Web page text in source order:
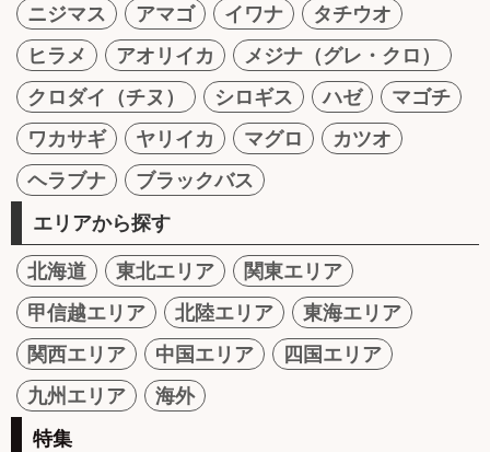
ニジマス
アマゴ イワナ
タチウオ
ヒラメ
アオリイカ
メジナ（グレ・クロ）
クロダイ（チヌ）
シロギス ハゼ
マゴチ
ワカサギ
ヤリイカ マグロ
カツオ
ヘラブナ
ブラックバス
エリアから探す
北海道 東北エリア
関東エリア
甲信越エリア
北陸エリア
東海エリア
関西エリア
中国エリア
四国エリア
九州エリア
海外
特集